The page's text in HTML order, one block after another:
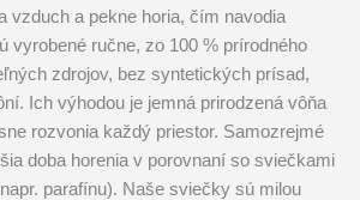
vzduch a pekne horia, čím navodia
vyrobené ručne, zo 100 % prírodného
zdrojov, bez syntetických prísad,
Ich výhodou je jemná prirodzená vôňa
rozvonia každý priestor. Samozrejmé
doba horenia v porovnaní so sviečkami
parafínu). Naše sviečky sú milou